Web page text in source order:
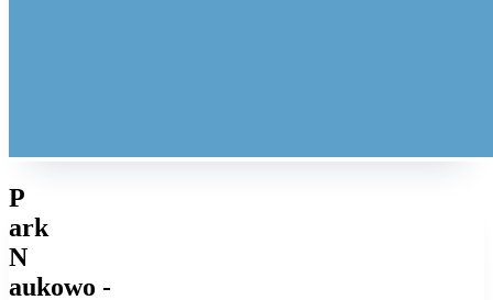
P
ark
N
aukowo -